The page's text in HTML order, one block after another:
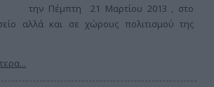
την Πέμπτη 21 Μαρτίου 2013 , στο
αλλά και σε χώρους πολιτισμού της